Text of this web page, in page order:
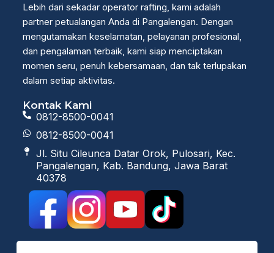
Lebih dari sekadar operator rafting, kami adalah
partner petualangan Anda di Pangalengan. Dengan
mengutamakan keselamatan, pelayanan profesional,
dan pengalaman terbaik, kami siap menciptakan
momen seru, penuh kebersamaan, dan tak terlupakan
dalam setiap aktivitas.
Kontak Kami
0812-8500-0041
0812-8500-0041
Jl. Situ Cileunca Datar Orok, Pulosari, Kec.
Pangalengan, Kab. Bandung, Jawa Barat
40378